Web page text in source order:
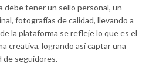
debe tener un sello personal, un
fotografías de calidad, llevando a
la plataforma se refleje lo que es el
creativa, logrando así captar una
de seguidores.